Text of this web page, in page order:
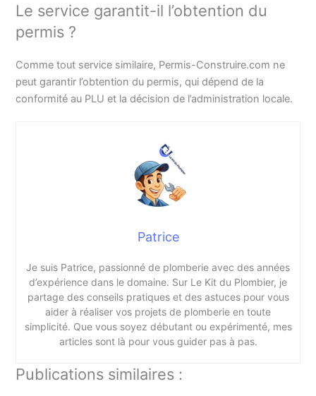
Le service garantit-il l’obtention du
permis ?
Comme tout service similaire, Permis-Construire.com ne
peut garantir l’obtention du permis, qui dépend de la
conformité au PLU et la décision de l’administration locale.
Patrice
Je suis Patrice, passionné de plomberie avec des années
d’expérience dans le domaine. Sur Le Kit du Plombier, je
partage des conseils pratiques et des astuces pour vous
aider à réaliser vos projets de plomberie en toute
simplicité. Que vous soyez débutant ou expérimenté, mes
articles sont là pour vous guider pas à pas.
Publications similaires :